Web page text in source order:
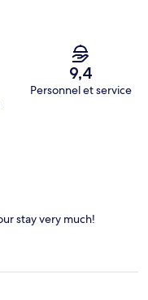
9,4
Personnel et service
stay very much!